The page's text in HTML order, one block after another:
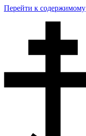
Перейти к содержимому